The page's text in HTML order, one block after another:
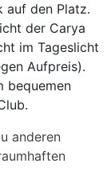
auf den Platz.
der Carya
im Tageslicht
Aufpreis).
bequemen
anderen